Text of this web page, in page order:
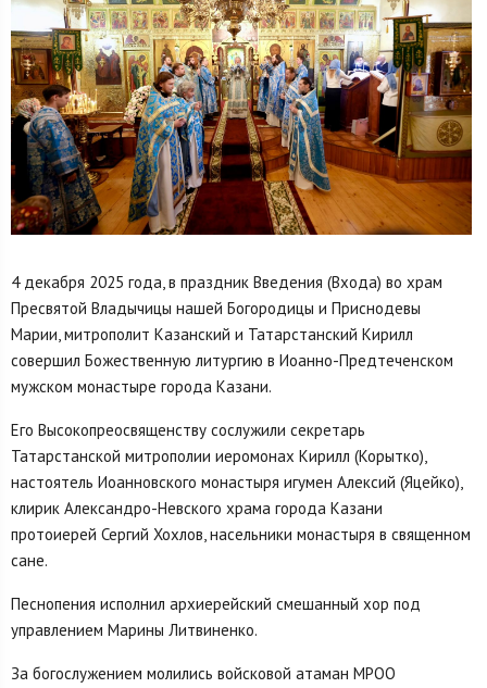
4 декабря 2025 года, в праздник Введения (Входа) во храм
Пресвятой Владычицы нашей Богородицы и Приснодевы
Марии, митрополит Казанский и Татарстанский Кирилл
совершил Божественную литургию в Иоанно-Предтеченском
мужском монастыре города Казани.
Его Высокопреосвященству сослужили секретарь
Татарстанской митрополии иеромонах Кирилл (Корытко),
настоятель Иоанновского монастыря игумен Алексий (Яцейко),
клирик Александро-Невского храма города Казани
протоиерей Сергий Хохлов, насельники монастыря в священном
сане.
Песнопения исполнил архиерейский смешанный хор под
управлением Марины Литвиненко.
За богослужением молились войсковой атаман МРОО